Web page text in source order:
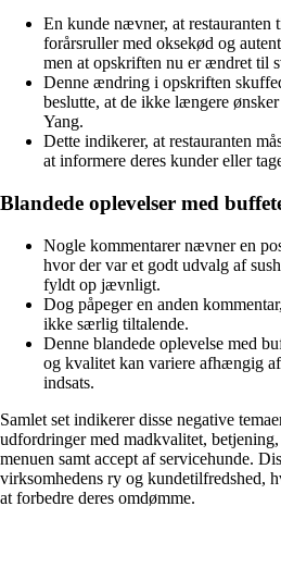
En kunde nævner, at restauranten
forårsruller med oksekød og
men at opskriften nu er ændret til
Denne ændring i opskriften
beslutte, at de ikke længere
Yang.
Dette indikerer, at restauranten
at informere deres kunder eller
Blandede oplevelser med
Nogle kommentarer nævner en
hvor der var et godt udvalg af
fyldt op jævnligt.
Dog påpeger en anden
ikke særlig tiltalende.
Denne blandede oplevelse med
og kvalitet kan variere afhængig
indsats.
Samlet set indikerer disse negative
udfordringer med madkvalitet,
menuen samt accept af servicehunde.
virksomhedens ry og kundetilfredshed,
at forbedre deres omdømme.